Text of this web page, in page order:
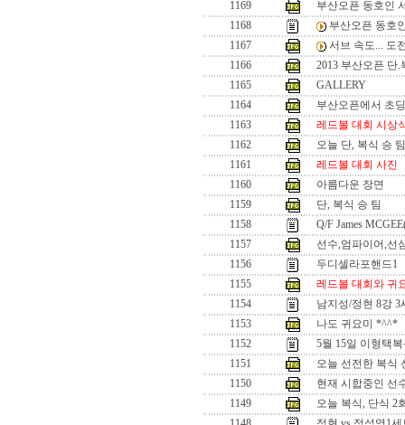
1169
부산오픈 동호인
1168
부산오픈 동호
1167
서브 속도... 도
1166
2013 부산오픈 단
1165
GALLERY
1164
부산오픈에서 초
1163
레드볼 대회 시상
1162
오늘 단, 복식 승 팀
1161
레드볼 대회 사진
1160
아름다운 장면
1159
단, 복식 승 팀
1158
Q/F James
1157
선수,엄파이어,선
1156
두디셀라포핸드1
1155
레드볼 대회와 귀
1154
남지성/정현 8강 3
1153
나도 귀요미 *^^*
1152
5월 15일 이형택
1151
오늘 선전한 복식
1150
현재 시합중인 선
1149
오늘 복식, 단식 2